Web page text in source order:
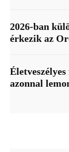
2026-ban
érkezik az
azonnal